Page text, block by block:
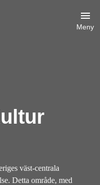
Meny
väst-centrala
Detta område, med